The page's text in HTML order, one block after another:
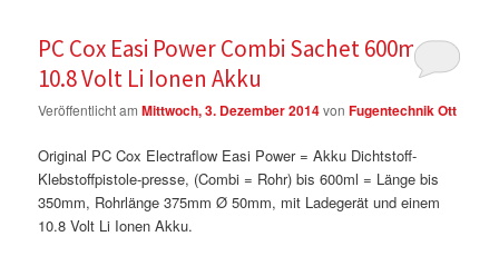
PC Cox Easi Power Combi Sachet 600ml
10.8 Volt Li Ionen Akku
Veröffentlicht amMittwoch, 3. Dezember 2014vonFugentechnik Ott
Original PC Cox Electraflow Easi Power = Akku Dichtstoff-
Klebstoffpistole-presse, (Combi = Rohr) bis 600ml = Länge bis
350mm, Rohrlänge 375mm Ø 50mm, mit Ladegerät und einem
10.8 Volt Li Ionen Akku.